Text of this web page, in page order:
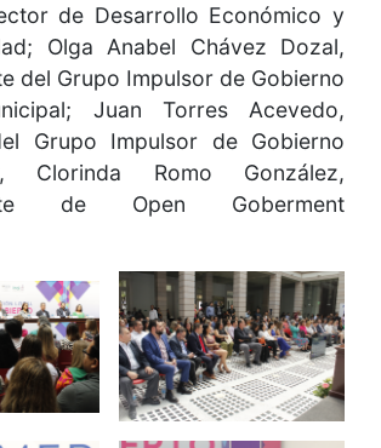
de Desarrollo Económico y
Olga Anabel Chávez Dozal,
del Grupo Impulsor de Gobierno
Juan Torres Acevedo,
Grupo Impulsor de Gobierno
Clorinda Romo González,
de Open Goberment